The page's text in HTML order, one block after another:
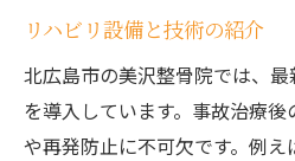
リハビリ設備と技術の紹介
北広島市の美沢整骨院では、
を導入しています。事故治療
や再発防止に不可欠です。例